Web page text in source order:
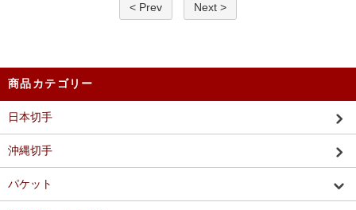
< Prev Next >
商品カテゴリー
日本切手
沖縄切手
パケット